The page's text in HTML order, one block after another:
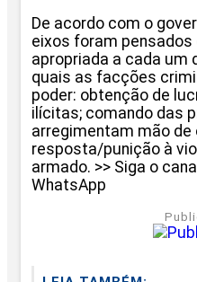
De acordo com o
eixos foram
apropriada a cada um
quais as facções
poder: obtenção de
ilícitas; comando das
arregimentam mão de
resposta/punição à
armado. >> Siga o
WhatsApp